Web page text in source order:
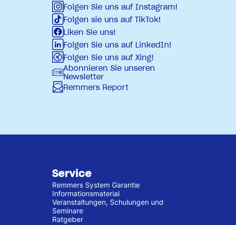
Folgen Sie uns auf Instagram!
Folgen sie uns auf TikTok!
Liken Sie uns!
Folgen Sie uns auf LinkedIn!
Folgen Sie uns auf Xing!
Abonnieren Sie unseren
Newsletter
Remmers Report
Service
Remmers System Garantie
Informationsmaterial
Veranstaltungen, Schulungen und
Seminare
Ratgeber